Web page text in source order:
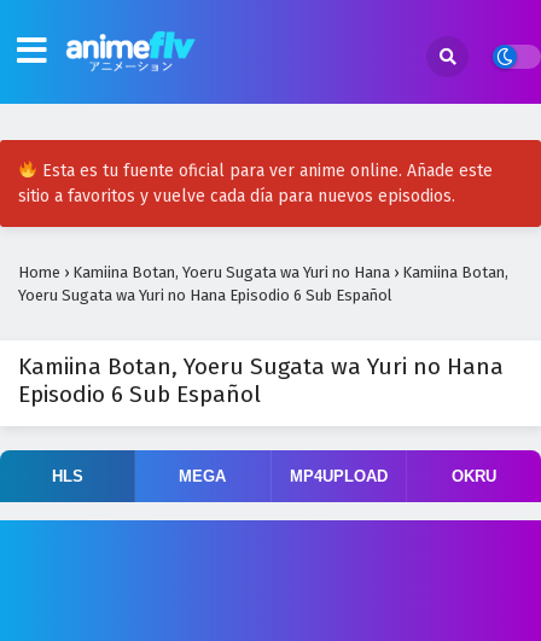
Esta es tu fuente oficial para ver anime online. Añade este
sitio a favoritos y vuelve cada día para nuevos episodios.
Home › Kamiina Botan, Yoeru Sugata wa Yuri no Hana › Kamiina Botan,
Yoeru Sugata wa Yuri no Hana Episodio 6 Sub Español
Kamiina Botan, Yoeru Sugata wa Yuri no Hana
Episodio 6 Sub Español
HLS MEGA MP4UPLOAD OKRU